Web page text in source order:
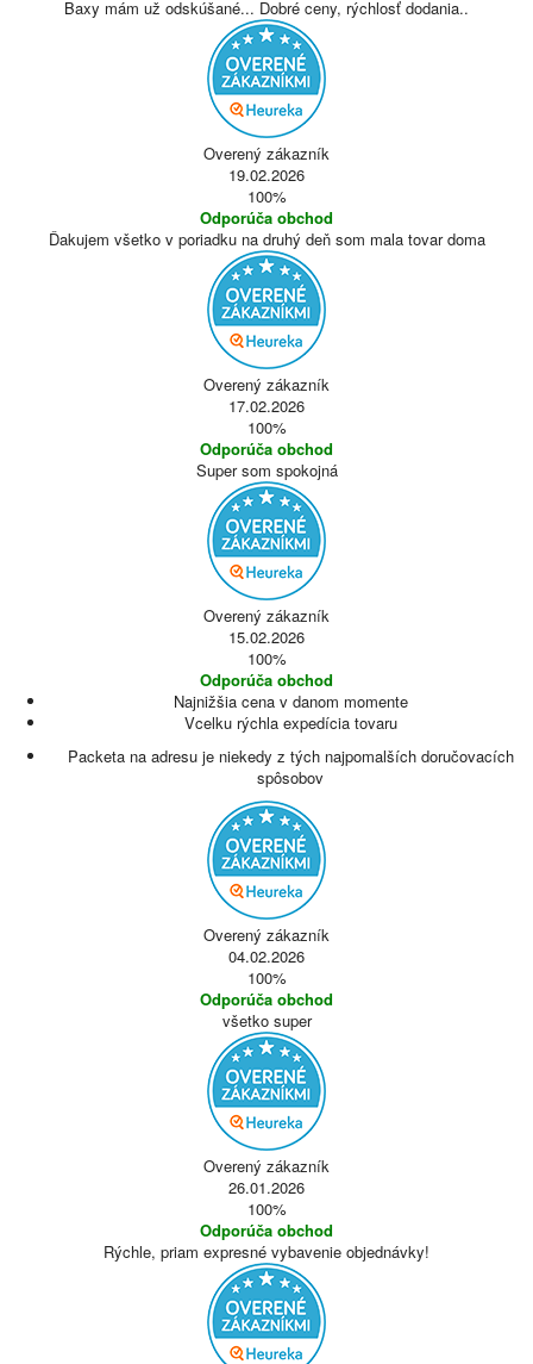
Baxy mám už odskúšané... Dobré ceny, rýchlosť dodania..
Overený zákazník
19.02.2026
100%
Odporúča obchod
Ďakujem všetko v poriadku na druhý deň som mala tovar doma
Overený zákazník
17.02.2026
100%
Odporúča obchod
Super som spokojná
Overený zákazník
15.02.2026
100%
Odporúča obchod
Najnižšia cena v danom momente
Vcelku rýchla expedícia tovaru
Packeta na adresu je niekedy z tých najpomalších doručovacích
spôsobov
Overený zákazník
04.02.2026
100%
Odporúča obchod
všetko super
Overený zákazník
26.01.2026
100%
Odporúča obchod
Rýchle, priam expresné vybavenie objednávky!